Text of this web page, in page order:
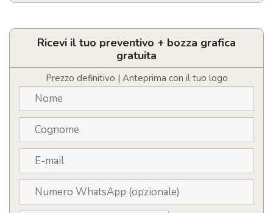
Bicchiere
quantità
Ricevi il tuo preventivo + bozza grafica
gratuita
Prezzo definitivo | Anteprima con il tuo logo